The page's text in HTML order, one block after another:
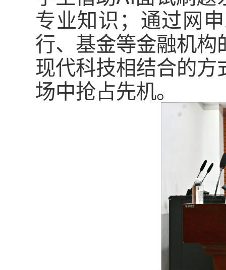
专业知识；通过网
行、基金等金融机
现代科技相结合的
场中抢占先机。